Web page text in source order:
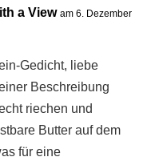
a View am 6. Dezember
Gedicht, liebe
Beschreibung
riechen und
Butter auf dem
für eine